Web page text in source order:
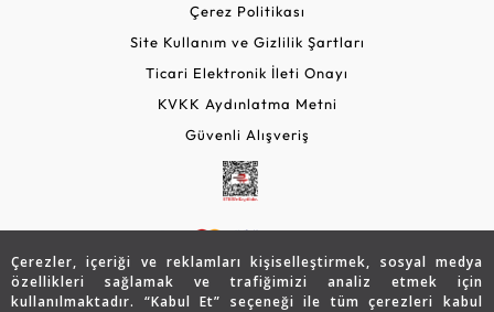
Çerezler, içeriği ve reklamları kişiselleştirmek, sosyal medya
özellikleri sağlamak ve trafiğimizi analiz etmek için
kullanılmaktadır. “Kabul Et” seçeneği ile tüm çerezleri kabul
Çerez Politikası
Site Kullanım ve Gizlilik Şartları
Ticari Elektronik İleti Onayı
KVKK Aydınlatma Metni
Güvenli Alışveriş